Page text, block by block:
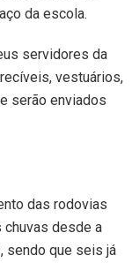
da escola.
servidores da
vestuários,
serão enviados
das rodovias
desde a
sendo que seis já